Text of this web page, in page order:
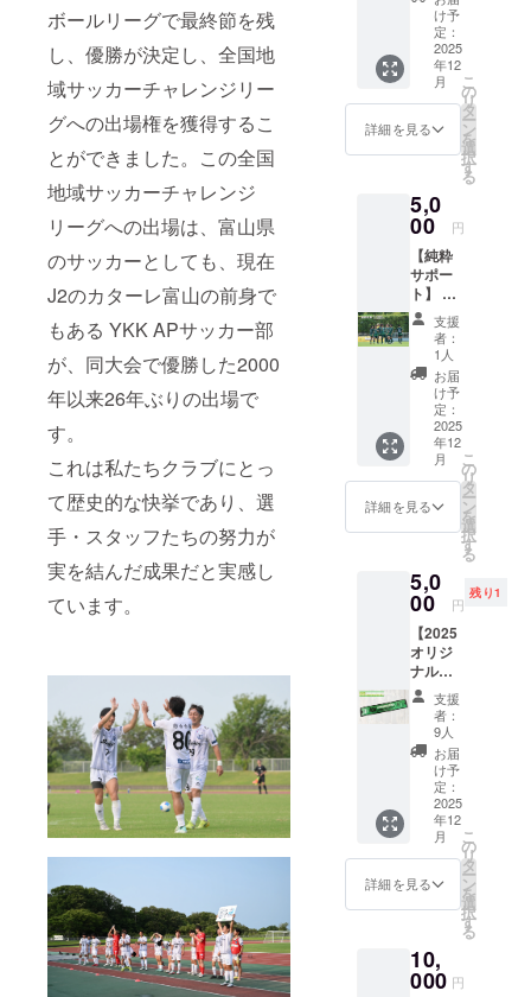
ボールリーグで最終節を残
し、優勝が決定し、全国地
域サッカーチャレンジリー
グへの出場権を獲得するこ
とができました。この全国
地域サッカーチャレンジ
リーグへの出場は、富山県
のサッカーとしても、現在
J2のカターレ富山の前身で
もある YKK APサッカー部
が、同大会で優勝した2000
年以来26年ぶりの出場で
す。
これは私たちクラブにとっ
て歴史的な快挙であり、選
手・スタッフたちの努力が
実を結んだ成果だと実感し
ています。
シーズ
ンオリ
ジナル
グッズ
カラビ
ナ付き
でバッ
クやス
マホな
アクセ
ントと
してつ
けれま
す！ 〇
商品サ
イズ/
25mm×
100mm
け予
定：
2025
年12
月
詳細を見る
こ
の
リ
タ
ー
ン
を
選
択
す
る
5,0
00 円
【純粋
サポー
ト】 〇
御礼の
メッ
セージ
をお送
りいた
します
※【純粋
サポー
ト】の
3,000
円・
5,000
円・
円・
20,000
円のリ
ターン
と内容
は全て
同じと
なりま
す。
支援
者：
1人
お届
け予
定：
2025
年12
月
詳細を見る
こ
の
リ
タ
ー
ン
を
選
択
す
る
5,0
00 円
残り1
【2025
オリジ
ナルタ
オルマ
フ
ラー】
〇 2025
シーズ
ンのオ
リジナ
ルグッ
ズ 〇 商
品サイ
ズ/
1100m
m×200
支援
者：
9人
お届
け予
定：
2025
年12
月
詳細を見る
こ
の
リ
タ
ー
ン
を
選
択
す
る
10,
000 円